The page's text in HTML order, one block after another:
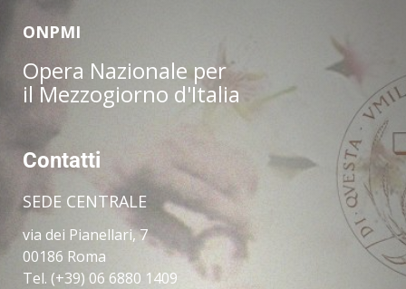
ONPMI
Opera Nazionale per
il Mezzogiorno d'Italia
Contatti
SEDE CENTRALE
via dei Pianellari, 7
00186 Roma
Tel. (+39) 06 6880 1409